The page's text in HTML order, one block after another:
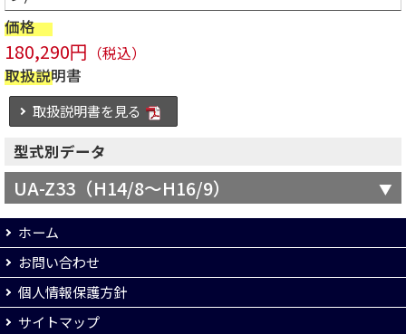
価格
180,290円 （税込）
取扱説明書
取扱説明書を見る
型式別データ
UA-Z33（H14/8～H16/9）
ホーム
お問い合わせ
個人情報保護方針
サイトマップ